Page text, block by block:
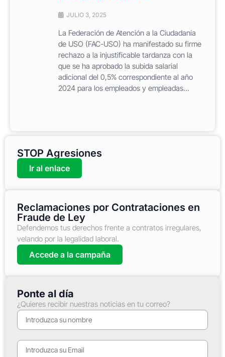
JULIO 3, 2025
La Federación de Atención a la Ciudadanía
de USO (FAC-USO) ha manifestado su firme
rechazo a la injustificable tardanza con la
que se ha aprobado la subida salarial
adicional del 0,5% correspondiente al año
2024 para los empleados y empleadas...
STOP Agresiones
Ir al enlace
Reclamaciones por Contrataciones en
Fraude de Ley
Defendemos tus derechos frente a contratos irregulares,
velando por la legalidad laboral.
Accede a la campaña
Ponte al día
¿Quieres recibir nuestras noticias en tu correo?